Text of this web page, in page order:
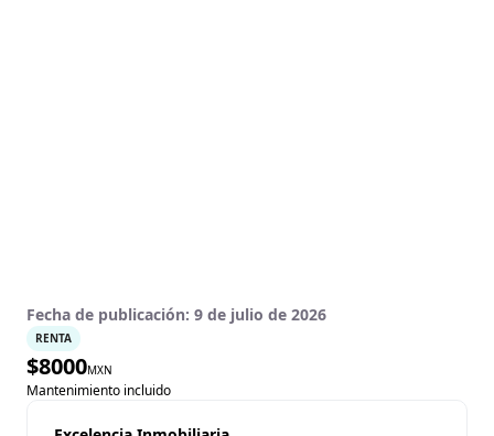
Fecha de publicación: 9 de julio de 2026
RENTA
$8000MXN
Mantenimiento incluido